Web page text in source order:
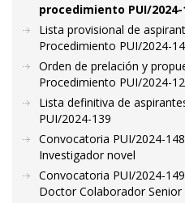
procedimiento PUI/2024-
Lista provisional de
Procedimiento PUI/2024-
Orden de prelación y
Procedimiento PUI/2024-
Lista definitiva de
PUI/2024-139
Convocatoria PUI/2024-
Investigador novel
Convocatoria PUI/2024-
Doctor Colaborador Senior